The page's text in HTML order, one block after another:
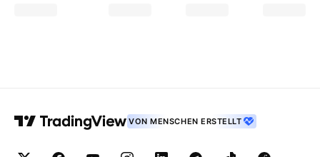
VON MENSCHEN ERSTELLT